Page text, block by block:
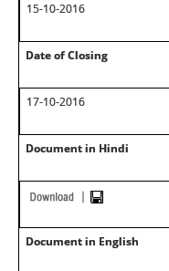
15-10-2016
Date of Closing
17-10-2016
Document in Hindi
Document in English